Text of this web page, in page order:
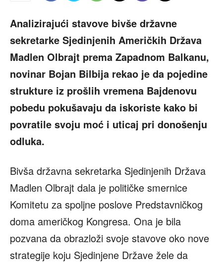
Analizirajući stavove bivše državne
sekretarke Sjedinjenih Američkih Država
Madlen Olbrajt prema Zapadnom Balkanu,
novinar Bojan Bilbija rekao je da pojedine
strukture iz prošlih vremena Bajdenovu
pobedu pokušavaju da iskoriste kako bi
povratile svoju moć i uticaj pri donošenju
odluka.
Bivša državna sekretarka Sjedinjenih Država
Madlen Olbrajt dala je političke smernice
Komitetu za spoljne poslove Predstavničkog
doma američkog Kongresa. Ona je bila
pozvana da obrazloži svoje stavove oko nove
strategije koju Sjedinjene Države žele da